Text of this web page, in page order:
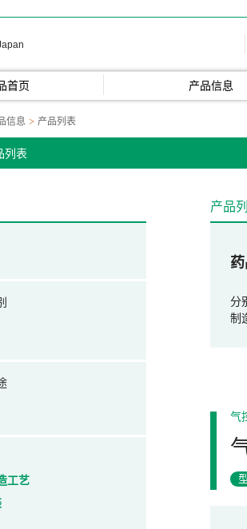
首页 产品信息
信息 产品列表
列表
产品
分
制
气
工艺